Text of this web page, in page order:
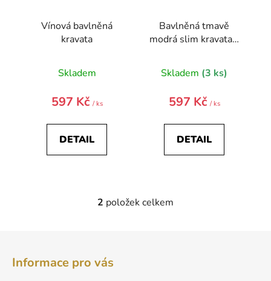
Vínová bavlněná
kravata
Skladem
597 Kč / ks
DETAIL
Bavlněná tmavě
modrá slim kravata –
Skladem (3 ks)
597 Kč / ks
DETAIL
O
2 položek celkem
Informace pro vás